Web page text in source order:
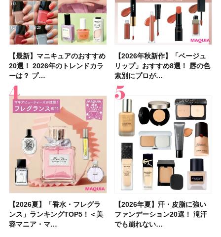
【最新】マニキュアのおすすめ
20選！ 2026年のトレンドカラ
ーは？ プ…
【2026年秋新作】「ベージュ
リップ」おすすめ8選！ 唇の色
素別にプロが…
【2026夏】「香水・フレグラ
ンス」ランキングTOP5！＜美
容マニア・マ…
【2026年夏】汗・皮脂に強い
ファンデーション20選！ 滝汗
でも崩れない…
【2026年夏】汗に強い日焼け
止めのおすすめ13選！ 汗で塗
膜が強化され…
【石井美保さん】おすすめの
「ブライトニング」11選！ ス
キンケアからサプ…
【クリスマスコフレ2026】ク
リニークのホリデーコフレを一
挙紹介！ 人気…
【コスメデコルテ】ブランド最
高峰ラインから新作エイジング
ケアクリーム「A…
【最新】マニキュアのおすすめ
20選！ 2026年のトレンドカラ
ーは？ プ…
【2026年秋新作】「ベージュ
リップ」おすすめ8選！ 唇の色
素別にプロが…
【2026年夏】汗・皮脂に強い
ファンデーション20選！ 滝汗
でも崩れない…
【崩れないフェイスパウダーの
塗り方】ブラシ？パフ？ 肌質
別メイクHOW …
【デパコスのネイルオイル10
選】プレゼントにおすすめ！ケ
ア効果、ビジュ、…
【2026年】ボディ用日焼け止
めUVのおすすめ20選！ この夏
注目の人気…
【2026夏】「リップケア」ラ
ンキングTOP5！＜美容マニア
集団・マキア…
【クリスマスコフレ2026】
BAUM（バウム）が誘う静寂の
香りの世界へ。…
【石井美保さんのおすすめお菓
子＆お茶10選】手土産にもぴっ
たり
【板野友美さんの美活】「最
近、下の歯の矯正を再開したん
です」オーラルケア…
【2026夏】「インナーケア・
サプリ」ランキングTOP5！＜
美容マニア集…
【おすすめダイエットサプリ８
選】食べすぎた日をサポート！
選び方＆糖質・脂…
【2026年夏】おすすめの髪型
36選！ショート・ボブ・ミディ
アム・ロング…
【2026年夏】小顔に見えるボ
ブの髪型37選！ レイヤー・切
りっぱなしな…
【最新】髪のうねり・広がり・
くせ毛におすすめのシャンプー
17選
【2026年】最新トレンド「ボ
ブ」13種類を徹底解説！ 定番
＆人気の髪型…
【読者プレゼント】羽の見えな
いハンディファン
「baramood」を3名様…
【2026年8月の一粒万倍日】お
すすめの開運コスメ＆美容アイ
テム10選！
【フォロー＆いいねで当たる】
中国割烹旅館 掬水亭の宿泊券
を1組2名様にプ…
【無印良品】スキンケア×衣料
素材の最強タッグで実現！ 着
るだけで保湿でき…
【セザンヌ】8/7新色追加！
「ウォータリーティントリップ
」10モモピュ…
【限定】&be「リップカラーデ
ュオ 01 ピンクベージュ」レビ
ュー｜落ち…
【全色レビュー】ケイト メロ
ウブラウンアイズ限定色追加！
イエベ・ブルベ別…
【スック2026新作】秋コレク
ションを全品スウォッチ&イエ
ベブルベ分け！